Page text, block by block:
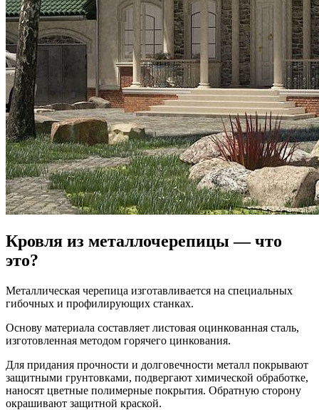
Кровля из металлочерепицы — что
это?
Металлическая черепица изготавливается на специальных
гибочных и профилирующих станках.
Основу материала составляет листовая оцинкованная сталь,
изготовленная методом горячего цинкования.
Для придания прочности и долговечности металл покрывают
защитными грунтовками, подвергают химической обработке,
наносят цветные полимерные покрытия. Обратную сторону
окрашивают защитной краской.